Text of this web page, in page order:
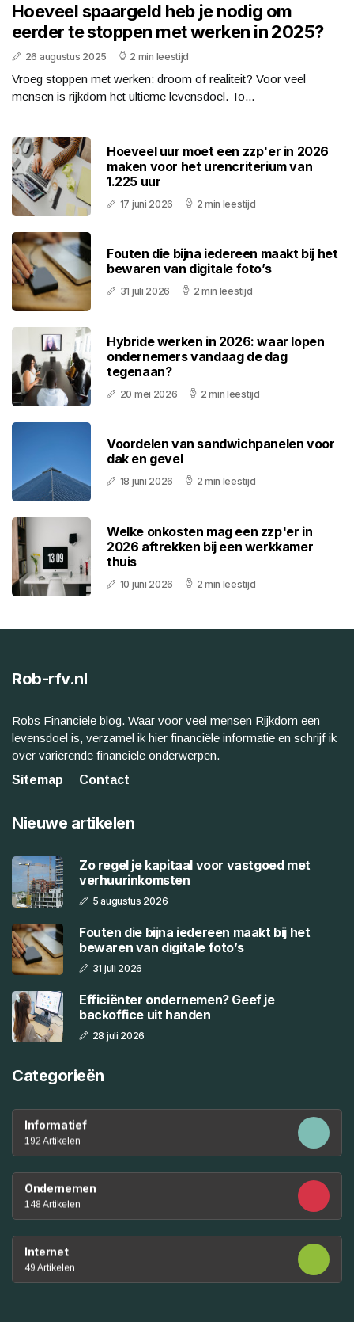
Hoeveel spaargeld heb je nodig om
eerder te stoppen met werken in 2025?
26 augustus 2025 2 min leestijd
Vroeg stoppen met werken: droom of realiteit? Voor veel
mensen is rijkdom het ultieme levensdoel. To...
Hoeveel uur moet een zzp'er in 2026
maken voor het urencriterium van
1.225 uur
17 juni 2026 2 min leestijd
Fouten die bijna iedereen maakt bij het
bewaren van digitale foto’s
31 juli 2026 2 min leestijd
Hybride werken in 2026: waar lopen
ondernemers vandaag de dag
tegenaan?
20 mei 2026 2 min leestijd
Voordelen van sandwichpanelen voor
dak en gevel
18 juni 2026 2 min leestijd
Welke onkosten mag een zzp'er in
2026 aftrekken bij een werkkamer
thuis
10 juni 2026 2 min leestijd
Rob-rfv.nl
Robs Financiele blog. Waar voor veel mensen Rijkdom een
levensdoel is, verzamel ik hier financiële informatie en schrijf ik
over variërende financiële onderwerpen.
Sitemap
Contact
Nieuwe artikelen
Zo regel je kapitaal voor vastgoed met
verhuurinkomsten
5 augustus 2026
Fouten die bijna iedereen maakt bij het
bewaren van digitale foto’s
31 juli 2026
Efficiënter ondernemen? Geef je
backoffice uit handen
28 juli 2026
Categorieën
Informatief
192 Artikelen
Ondernemen
148 Artikelen
Internet
49 Artikelen